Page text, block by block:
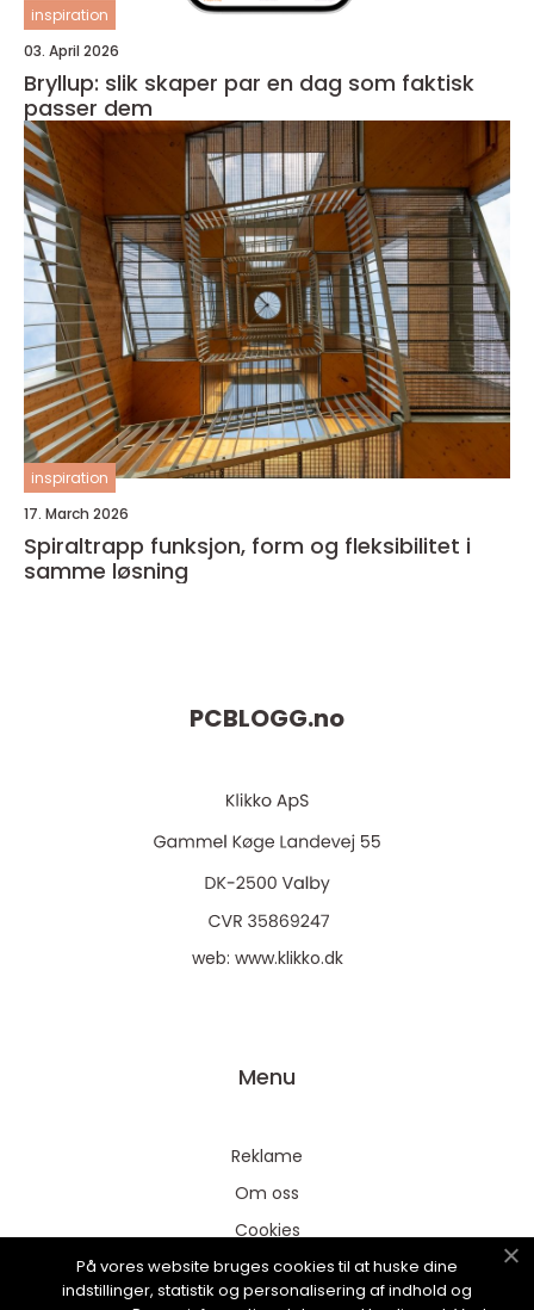
inspiration
03. April 2026
Bryllup: slik skaper par en dag som faktisk
passer dem
inspiration
17. March 2026
Spiraltrapp funksjon, form og fleksibilitet i
samme løsning
PCBLOGG.no
web: www.klikko.dk
Menu
Reklame
Om oss
Cookies
Kontakt Oss
Sitemap
På vores website bruges cookies til at huske dine
indstillinger, statistik og personalisering af indhold og